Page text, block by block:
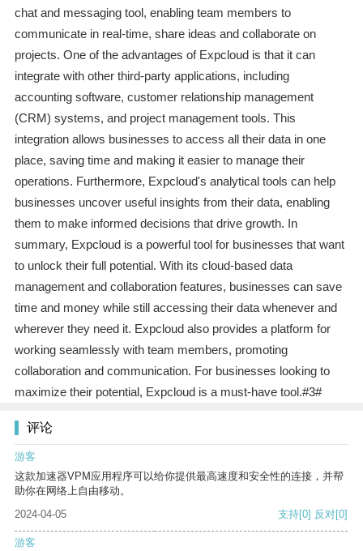
chat and messaging tool, enabling team members to
communicate in real-time, share ideas and collaborate on
projects. One of the advantages of Expcloud is that it can
integrate with other third-party applications, including
accounting software, customer relationship management
(CRM) systems, and project management tools. This
integration allows businesses to access all their data in one
place, saving time and making it easier to manage their
operations. Furthermore, Expcloud's analytical tools can help
businesses uncover useful insights from their data, enabling
them to make informed decisions that drive growth. In
summary, Expcloud is a powerful tool for businesses that want
to unlock their full potential. With its cloud-based data
management and collaboration features, businesses can save
time and money while still accessing their data whenever and
wherever they need it. Expcloud also provides a platform for
working seamlessly with team members, promoting
collaboration and communication. For businesses looking to
maximize their potential, Expcloud is a must-have tool.#3#
评论
游客
这款加速器VPM应用程序可以给你提供最高速度和安全性的连接，并帮
助你在网络上自由移动。
2024-04-05
支持[0] 反对[0]
游客